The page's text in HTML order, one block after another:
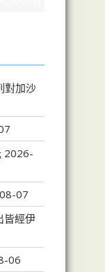
對加沙
2026-
07
皆經伊
06